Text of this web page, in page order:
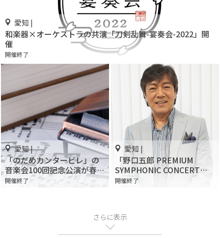
愛知 |
和楽器×オーケストラの共演「刀剣乱舞-宴奏会-2022」開
催
開催終了
愛知 |
「のだめカンタービレ」の
音楽会100回記念公演が春日
井市民会館で開催！
開催終了
愛知 |
「野口五郎 PREMIUM
SYMPHONIC CONCERT」
6/18 名古屋で開催！
開催終了
さらに表示